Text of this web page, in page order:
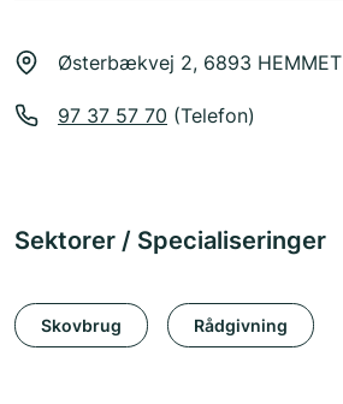
Østerbækvej 2, 6893 HEMMET
97 37 57 70 (Telefon)
Sektorer / Specialiseringer
Skovbrug Rådgivning